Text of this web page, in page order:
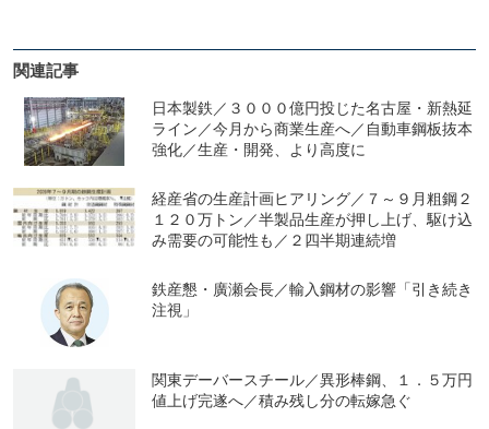
関連記事
日本製鉄／３０００億円投じた名古屋・新熱延
ライン／今月から商業生産へ／自動車鋼板抜本
強化／生産・開発、より高度に
経産省の生産計画ヒアリング／７～９月粗鋼２
１２０万トン／半製品生産が押し上げ、駆け込
み需要の可能性も／２四半期連続増
鉄産懇・廣瀬会長／輸入鋼材の影響「引き続き
注視」
関東デーバースチール／異形棒鋼、１．５万円
値上げ完遂へ／積み残し分の転嫁急ぐ